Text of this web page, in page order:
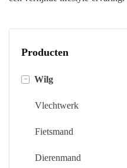
Producten
- Wilg
Vlechtwerk
Fietsmand
Dierenmand